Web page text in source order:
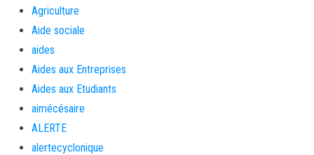
Agriculture
Aide sociale
aides
Aides aux Entreprises
Aides aux Etudiants
aimécésaire
ALERTE
alertecyclonique